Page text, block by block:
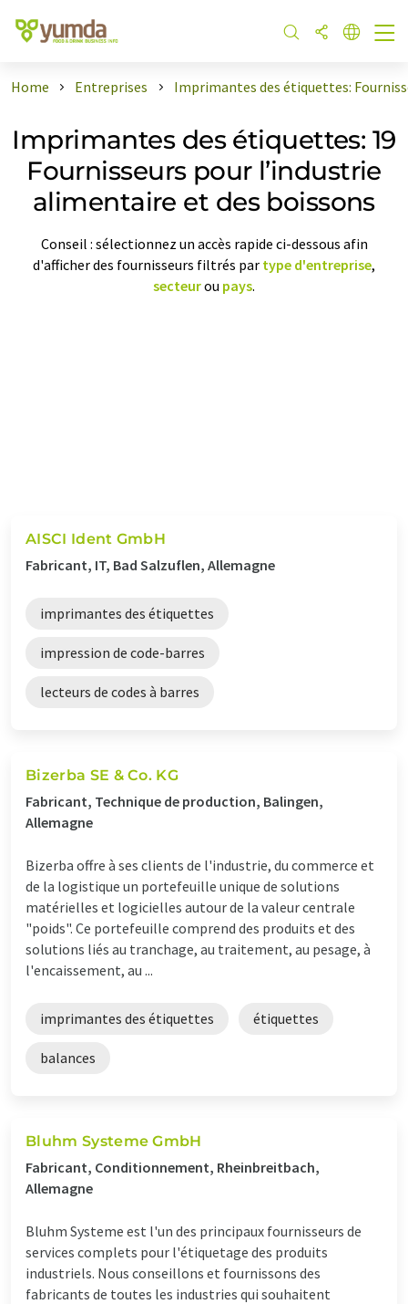
Home Entreprises Imprimantes des étiquettes:
Imprimantes des étiquettes: 19
Fournisseurs pour l’industrie
alimentaire et des boissons
Conseil : sélectionnez un accès rapide ci-dessous afin
d'afficher des fournisseurs filtrés par type d'entreprise,
secteurou pays.
AISCI Ident GmbH
Fabricant, IT, Bad Salzuflen, Allemagne
imprimantes des étiquettes
impression de code-barres
lecteurs de codes à barres
Bizerba SE & Co. KG
Fabricant, Technique de production, Balingen,
Allemagne
Bizerba offre à ses clients de l'industrie, du commerce et
de la logistique un portefeuille unique de solutions
matérielles et logicielles autour de la valeur centrale
"poids". Ce portefeuille comprend des produits et des
solutions liés au tranchage, au traitement, au pesage, à
l'encaissement, au ...
imprimantes des étiquettes étiquettes
balances
Bluhm Systeme GmbH
Fabricant, Conditionnement, Rheinbreitbach,
Allemagne
Bluhm Systeme est l'un des principaux fournisseurs de
services complets pour l'étiquetage des produits
industriels. Nous conseillons et fournissons des
fabricants de toutes les industries qui souhaitent